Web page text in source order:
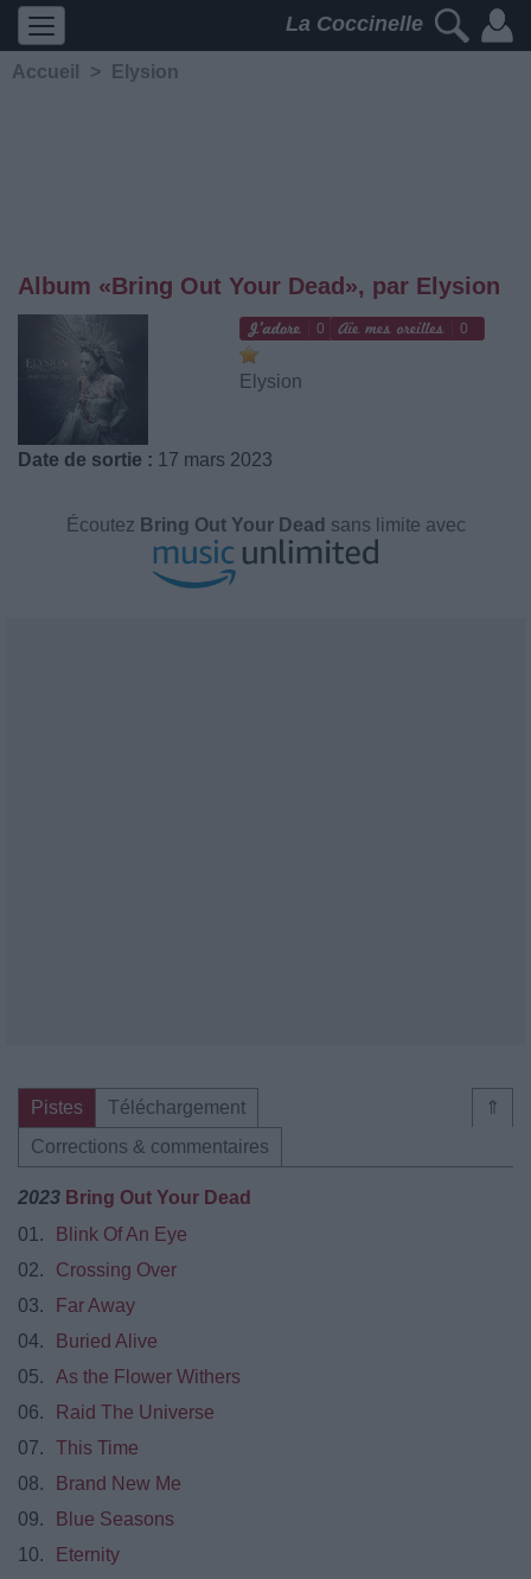
La Coccinelle
Accueil > Elysion
Album «Bring Out Your Dead», par Elysion
0 0
Elysion
Date de sortie : 17 mars 2023
Écoutez Bring Out Your Dead sans limite avec
⇑
Pistes
Téléchargement
Corrections & commentaires
2023 Bring Out Your Dead
01.
Blink Of An Eye
02.
Crossing Over
03.
Far Away
04.
Buried Alive
05.
As the Flower Withers
06.
Raid The Universe
07.
This Time
08.
Brand New Me
09.
Blue Seasons
10.
Eternity